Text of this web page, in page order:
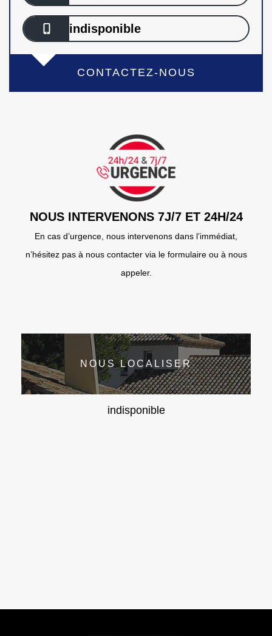
indisponible
CONTACTEZ-NOUS
NOUS INTERVENONS 7J/7 ET 24H/24
En cas d’urgence, nous intervenons dans l’immédiat,
n’hésitez pas à nous contacter via le formulaire ou à nous
appeler.
NOUS LOCALISER
indisponible